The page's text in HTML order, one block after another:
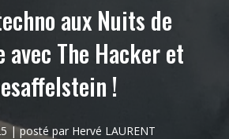
aux Nuits de
avec The Hacker et
!
| posté par Hervé LAURENT